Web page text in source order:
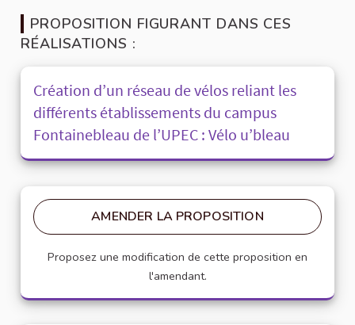
PROPOSITION FIGURANT DANS CES
RÉALISATIONS :
Création d’un réseau de vélos reliant les
différents établissements du campus
Fontainebleau de l’UPEC : Vélo u’bleau
AMENDER LA PROPOSITION
Proposez une modification de cette proposition en
l'amendant.